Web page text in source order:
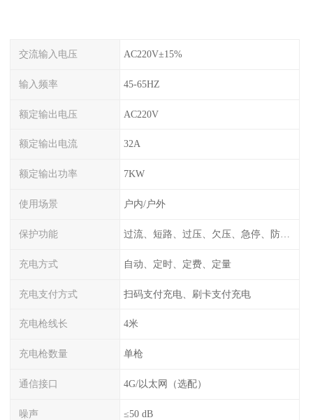
交流输入电压 AC220V±15%
输入频率 45-65HZ
额定输出电压 AC220V
额定输出电流 32A
额定输出功率 7KW
使用场景 户内/户外
保护功能 过流、短路、过压、欠压、急停、防雷、漏电保护
充电方式 自动、定时、定费、定量
充电支付方式 扫码支付充电、刷卡支付充电
充电枪线长 4米
充电枪数量 单枪
通信接口 4G/以太网（选配）
噪声 ≤50 dB